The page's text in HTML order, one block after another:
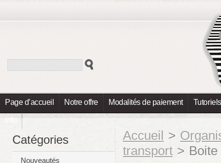
Page d’accueil Notre offre Modalités de paiement Tutoriels
Info
Accueil >
transport >
Catégories
Nouveautés